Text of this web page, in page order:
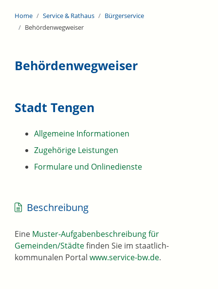
Home Service & Rathaus
Bürgerservice
Behördenwegweiser
Behördenwegweiser
Stadt Tengen
Allgemeine Informationen
Zugehörige Leistungen
Formulare und Onlinedienste
Beschreibung
Eine Muster-Aufgabenbeschreibung für
Gemeinden/Städtefinden Sie im staatlich-
kommunalen Portal www.service-bw.de.